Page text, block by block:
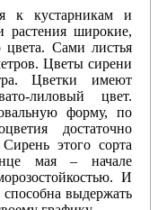
к кустарникам и
растения широкие,
цвета. Сами листья
Цветы сирени
Цветки имеют
лиловый цвет.
форму, по
достаточно
этого сорта
мая – начале
И
выдержать